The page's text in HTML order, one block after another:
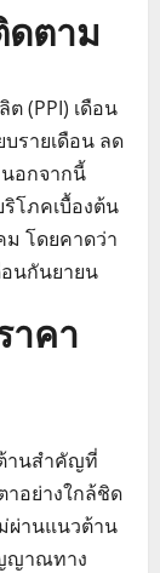
ดตาม
(PPI) เดือน
รายเดือน ลด
อกจากนี้
โภคเบื้องต้น
โดยคาดว่า
อนกันยายน
าคา
านสำคัญที่
าอย่างใกล้ชิด
ผ่านแนวต้าน
ญาณทาง